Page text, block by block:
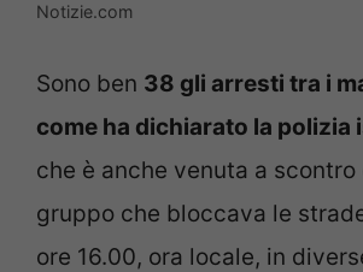
Notizie.com
Sono ben 38 gli arresti tra i
come ha dichiarato la polizia
che è anche venuta a scontro
gruppo che bloccava le
ore 16.00, ora locale, in